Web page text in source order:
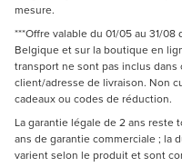
mesure.
***Offre valable du 01/05 au 31/
Belgique et sur la boutique en
transport ne sont pas inclus
client/adresse de livraison. Non
cadeaux ou codes de réduction.
La garantie légale de 2 ans reste
ans de garantie commerciale ; la
varient selon le produit et sont